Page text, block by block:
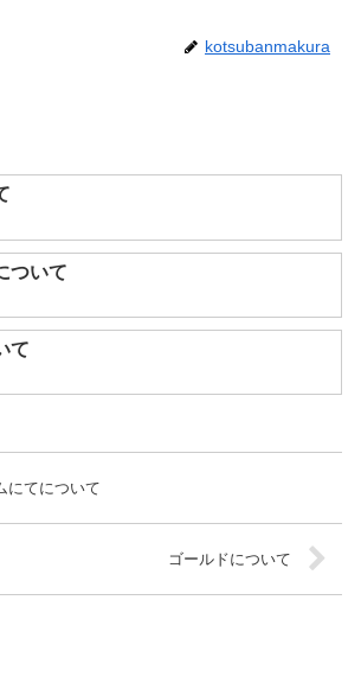
kotsubanmakura
ついて
て
にてについて
ゴールドについて